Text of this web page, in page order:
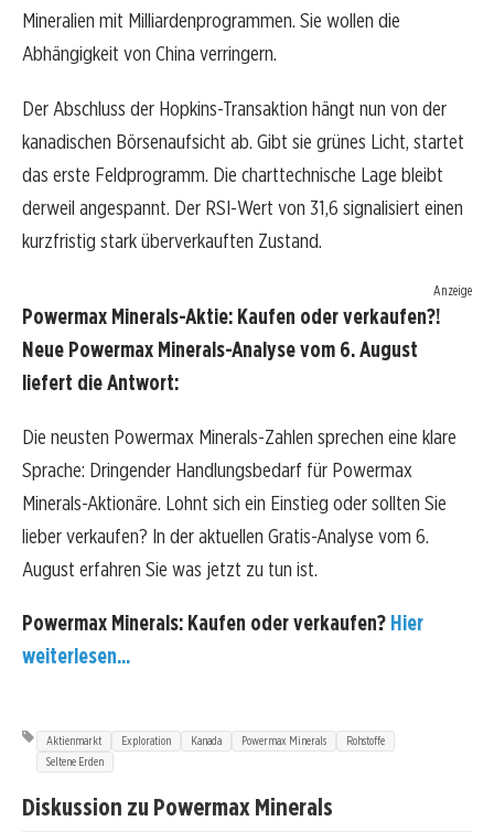
Mineralien mit Milliardenprogrammen. Sie wollen die
Abhängigkeit von China verringern.
Der Abschluss der Hopkins-Transaktion hängt nun von der
kanadischen Börsenaufsicht ab. Gibt sie grünes Licht, startet
das erste Feldprogramm. Die charttechnische Lage bleibt
derweil angespannt. Der RSI-Wert von 31,6 signalisiert einen
kurzfristig stark überverkauften Zustand.
Anzeige
Powermax Minerals-Aktie: Kaufen oder verkaufen?!
Neue Powermax Minerals-Analyse vom 6. August
liefert die Antwort:
Die neusten Powermax Minerals-Zahlen sprechen eine klare
Sprache: Dringender Handlungsbedarf für Powermax
Minerals-Aktionäre. Lohnt sich ein Einstieg oder sollten Sie
lieber verkaufen? In der aktuellen Gratis-Analyse vom 6.
August erfahren Sie was jetzt zu tun ist.
Powermax Minerals: Kaufen oder verkaufen? Hier
weiterlesen...
Aktienmarkt Exploration Kanada Powermax Minerals
Rohstoffe
Seltene Erden
Diskussion zu Powermax Minerals